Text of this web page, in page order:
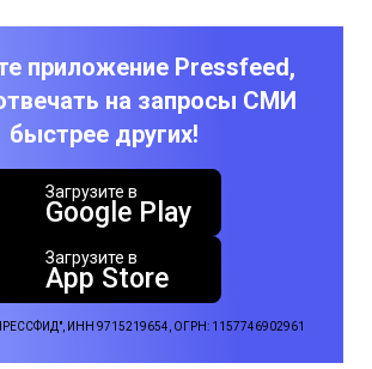
приложение Pressfeed,
на запросы СМИ
быстрее других!
Загрузите в
Google Play
Загрузите в
App Store
ИНН 9715219654, ОГРН: 1157746902961